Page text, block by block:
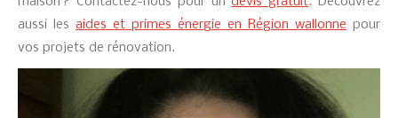
aussi les aides et primes énergie en Région wallonne pour
vos projets de rénovation.